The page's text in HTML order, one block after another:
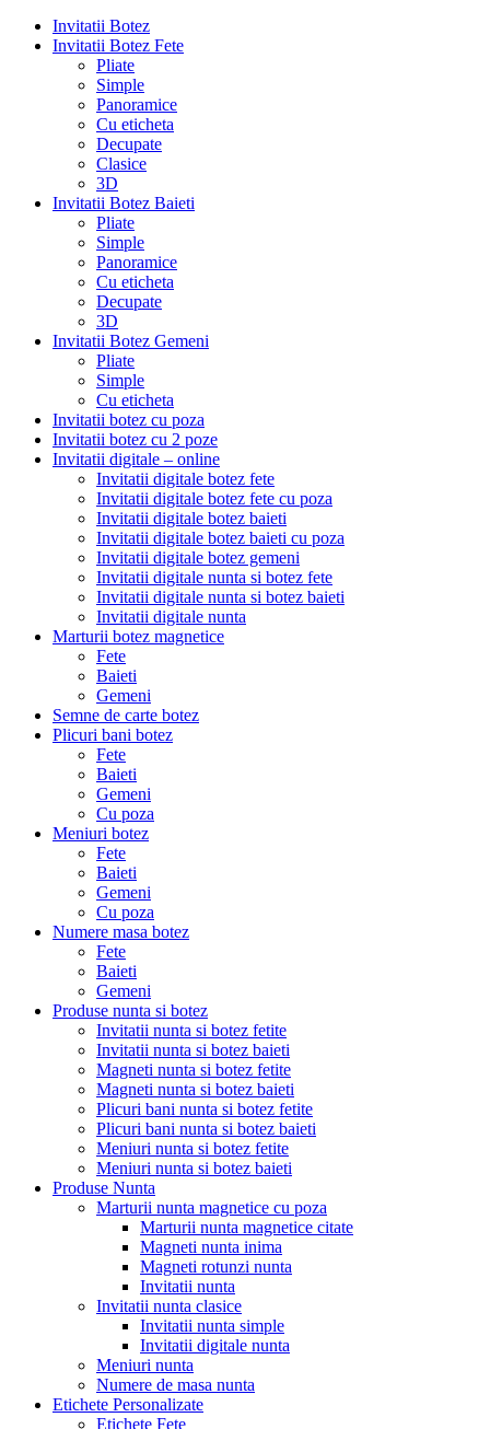
Invitatii Botez
Invitatii Botez Fete
Pliate
Simple
Panoramice
Cu eticheta
Decupate
Clasice
3D
Invitatii Botez Baieti
Pliate
Simple
Panoramice
Cu eticheta
Decupate
3D
Invitatii Botez Gemeni
Pliate
Simple
Cu eticheta
Invitatii botez cu poza
Invitatii botez cu 2 poze
Invitatii digitale – online
Invitatii digitale botez fete
Invitatii digitale botez fete cu poza
Invitatii digitale botez baieti
Invitatii digitale botez baieti cu poza
Invitatii digitale botez gemeni
Invitatii digitale nunta si botez fete
Invitatii digitale nunta si botez baieti
Invitatii digitale nunta
Marturii botez magnetice
Fete
Baieti
Gemeni
Semne de carte botez
Plicuri bani botez
Fete
Baieti
Gemeni
Cu poza
Meniuri botez
Fete
Baieti
Gemeni
Cu poza
Numere masa botez
Fete
Baieti
Gemeni
Produse nunta si botez
Invitatii nunta si botez fetite
Invitatii nunta si botez baieti
Magneti nunta si botez fetite
Magneti nunta si botez baieti
Plicuri bani nunta si botez fetite
Plicuri bani nunta si botez baieti
Meniuri nunta si botez fetite
Meniuri nunta si botez baieti
Produse Nunta
Marturii nunta magnetice cu poza
Marturii nunta magnetice citate
Magneti nunta inima
Magneti rotunzi nunta
Invitatii nunta
Invitatii nunta clasice
Invitatii nunta simple
Invitatii digitale nunta
Meniuri nunta
Numere de masa nunta
Etichete Personalizate
Etichete Fete